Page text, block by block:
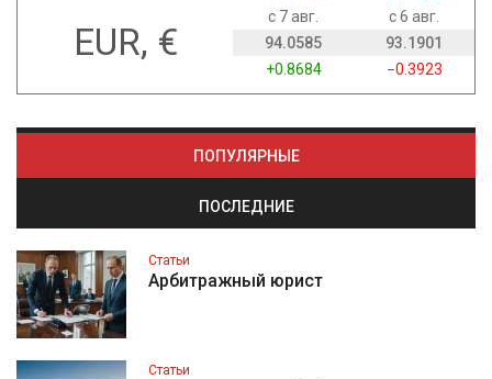
EUR, €
с 7 авг.
с 6 авг.
94.0585
93.1901
+0.8684
−0.3923
ПОПУЛЯРНЫЕ
ПОСЛЕДНИЕ
Статьи
Арбитражный юрист
Статьи